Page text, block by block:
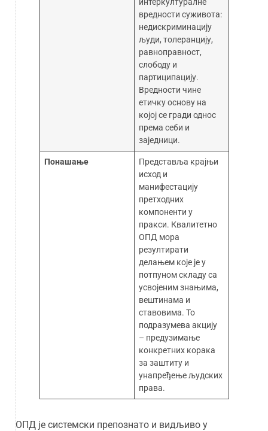
вредности суживота:
недискриминацију
људи, толеранцију,
равноправност,
слободу и
партиципацију.
Вредности чине
етичку основу на
којој се гради однос
према себи и
заједници.
Понашање
Представља крајњи
исход и
манифестацију
претходних
компоненти у
пракси. Квалитетно
ОПД мора
резултирати
делањем које је у
потпуном складу са
усвојеним знањима,
вештинама и
ставовима. То
подразумева акцију
– предузимање
конкретних корака
за заштиту и
унапређење људских
права.
ОПД је системски препознато и видљиво у